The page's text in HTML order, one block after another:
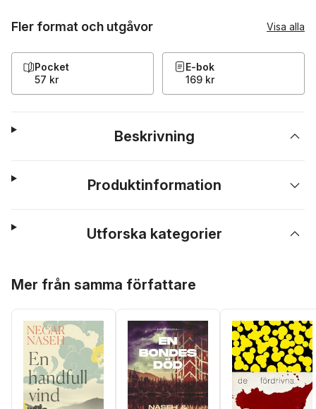
Fler format och utgåvor Visa alla
Pocket
57 kr
E-bok
169 kr
Beskrivning
Produktinformation
Utforska kategorier
Mer från samma författare